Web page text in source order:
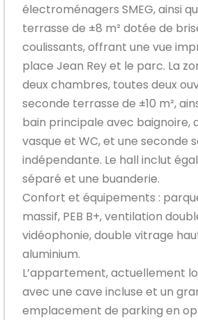
électroménagers SMEG, ainsi
terrasse de ±8 m² dotée de
coulissants, offrant une vue
place Jean Rey et le parc. La
deux chambres, toutes deux
seconde terrasse de ±10 m²,
bain principale avec baignoire,
vasque et WC, et une seconde
indépendante. Le hall inclut
séparé et une buanderie.
Confort et équipements :
massif, PEB B+, ventilation
vidéophonie, double vitrage
aluminium.
L’appartement, actuellement
avec une cave incluse et un
emplacement de parking en